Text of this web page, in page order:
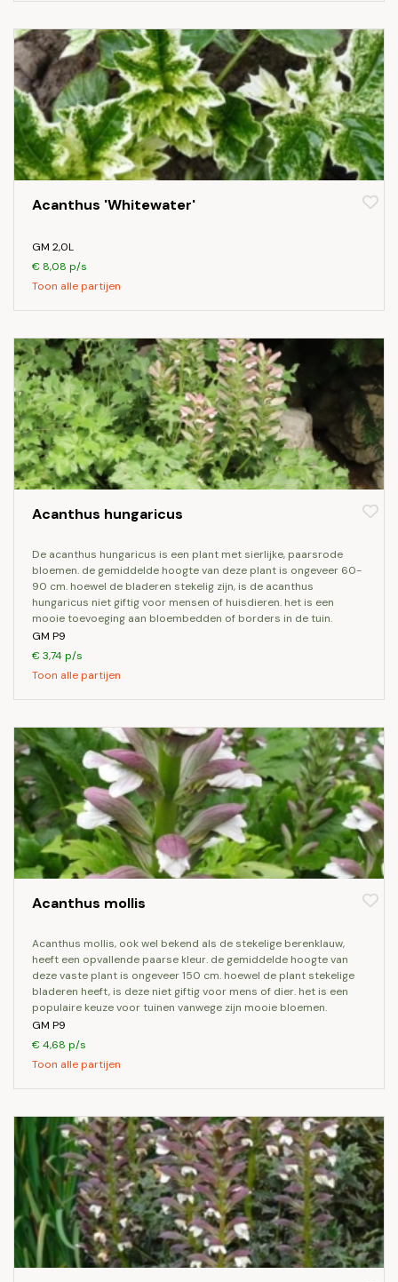
Acanthus 'Whitewater'
GM 2,0L
€ 8,08 p/s
Toon alle partijen
Acanthus hungaricus
de acanthus hungaricus is een plant met sierlijke, paarsrode
bloemen. de gemiddelde hoogte van deze plant is ongeveer 60-
90 cm. hoewel de bladeren stekelig zijn, is de acanthus
hungaricus niet giftig voor mensen of huisdieren. het is een
mooie toevoeging aan bloembedden of borders in de tuin.
GM P9
€ 3,74 p/s
Toon alle partijen
Acanthus mollis
acanthus mollis, ook wel bekend als de stekelige berenklauw,
heeft een opvallende paarse kleur. de gemiddelde hoogte van
deze vaste plant is ongeveer 150 cm. hoewel de plant stekelige
bladeren heeft, is deze niet giftig voor mens of dier. het is een
populaire keuze voor tuinen vanwege zijn mooie bloemen.
GM P9
€ 4,68 p/s
Toon alle partijen